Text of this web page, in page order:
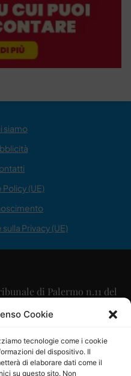
Cookie
tecnologie come i cookie
del dispositivo. Il
di elaborare dati come il
su questo sito. Non
siamo
(UE)
Privacy (UE)
di Palermo n.11 del
Scaglione